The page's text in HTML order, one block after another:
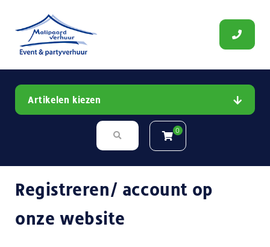
Artikelen kiezen
0
Registreren/ account op
onze website